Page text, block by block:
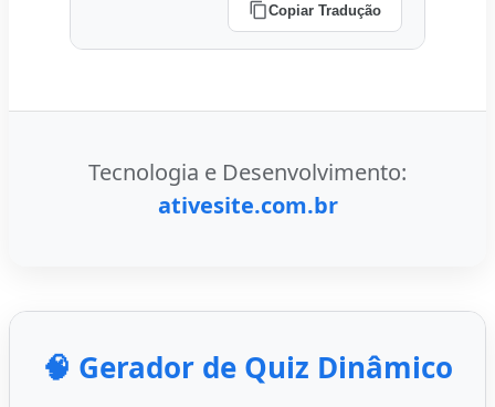
Copiar Tradução
Tecnologia e Desenvolvimento:
ativesite.com.br
🧠 Gerador de Quiz Dinâmico